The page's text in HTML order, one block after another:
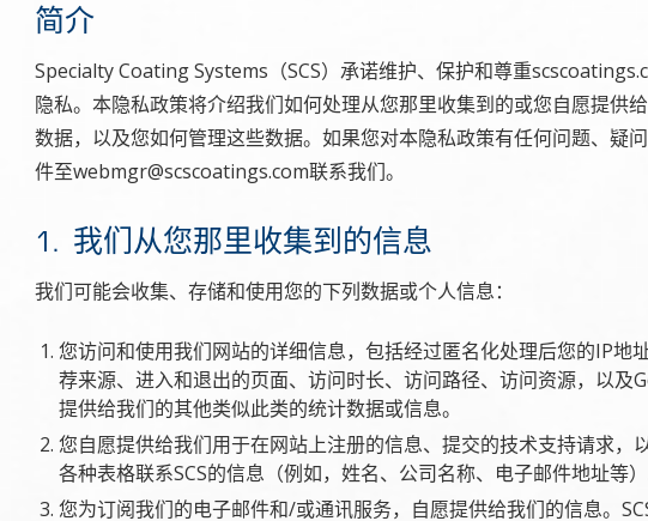
简介
Specialty Coating Systems（SCS）承诺维护、保护和尊重
隐私。本隐私政策将介绍我们如何处理从您那里收集到的或您自愿提供
数据，以及您如何管理这些数据。如果您对本隐私政策有任何问题、疑
件至webmgr@scscoatings.com联系我们。
1. 我们从您那里收集到的信息
我们可能会收集、存储和使用您的下列数据或个人信息：
您访问和使用我们网站的详细信息，包括经过匿名化处理后您的IP地
荐来源、进入和退出的页面、访问时长、访问路径、访问资源，以及
提供给我们的其他类似此类的统计数据或信息。
您自愿提供给我们用于在网站上注册的信息、提交的技术支持请求，
各种表格联系SCS的信息（例如，姓名、公司名称、电子邮件地址等）
您为订阅我们的电子邮件和/或通讯服务，自愿提供给我们的信息。